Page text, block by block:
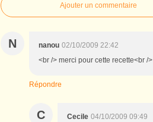
Ajouter un commentaire
N nanou 02/10/2009 22:42
<br /> merci pour cette recette<br /
Répondre
C Cecile 04/10/2009 09:49